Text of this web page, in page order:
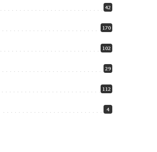
42
170
102
29
112
4